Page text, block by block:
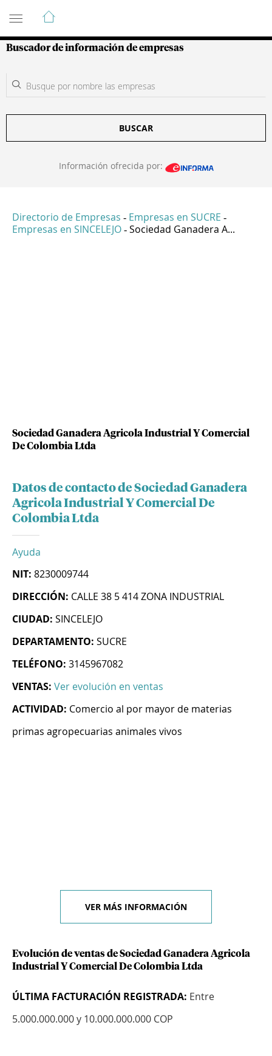
Guía de Empresas Colombianas
Buscador de información de empresas
BUSCAR
Información ofrecida por:
Directorio de Empresas - Empresas en SUCRE -
Empresas en SINCELEJO - Sociedad Ganadera A...
Sociedad Ganadera Agricola Industrial Y Comercial
De Colombia Ltda
Datos de contacto de Sociedad Ganadera
Agricola Industrial Y Comercial De
Colombia Ltda
Ayuda
NIT: 8230009744
DIRECCIÓN: CALLE 38 5 414 ZONA INDUSTRIAL
CIUDAD: SINCELEJO
DEPARTAMENTO: SUCRE
TELÉFONO: 3145967082
VENTAS: Ver evolución en ventas
ACTIVIDAD: Comercio al por mayor de materias
primas agropecuarias animales vivos
VER MÁS INFORMACIÓN
Evolución de ventas de Sociedad Ganadera Agricola
Industrial Y Comercial De Colombia Ltda
ÚLTIMA FACTURACIÓN REGISTRADA: Entre
5.000.000.000 y 10.000.000.000 COP